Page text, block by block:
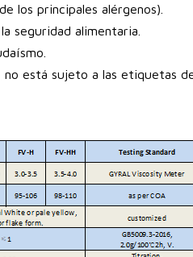
los principales alérgenos).
seguridad alimentaria.
está sujeto a las etiquetas de